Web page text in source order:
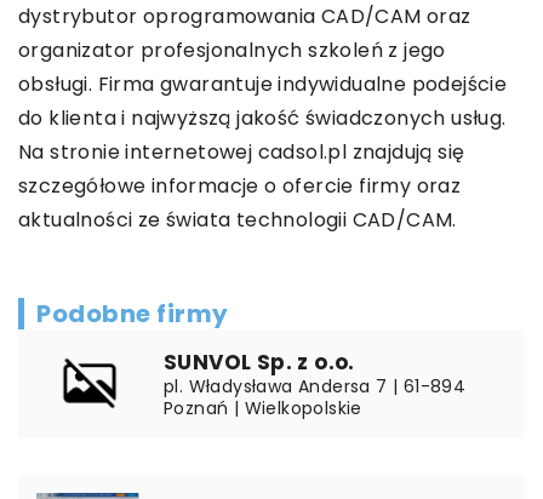
dystrybutor oprogramowania CAD/CAM oraz
organizator profesjonalnych szkoleń z jego
obsługi. Firma gwarantuje indywidualne podejście
do klienta i najwyższą jakość świadczonych usług.
Na stronie internetowej cadsol.pl znajdują się
szczegółowe informacje o ofercie firmy oraz
aktualności ze świata technologii CAD/CAM.
Podobne firmy
SUNVOL Sp. z o.o.
pl. Władysława Andersa 7 | 61-894
Poznań | Wielkopolskie